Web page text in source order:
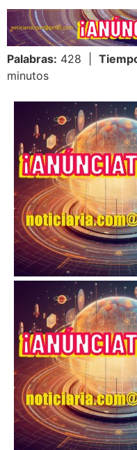
Palabras: 428 |
minutos